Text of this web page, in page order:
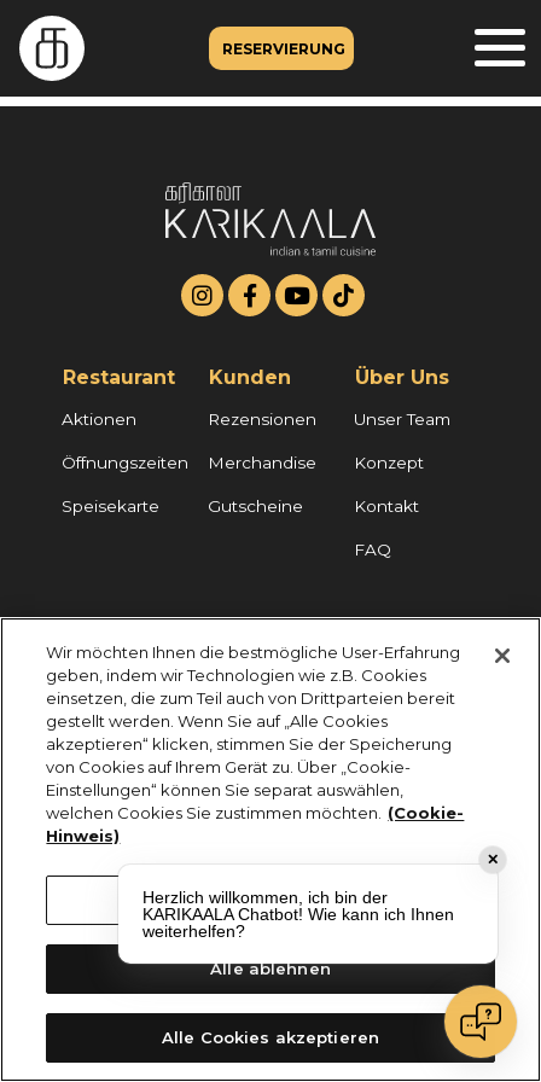
RESERVIERUNG
Restaurant
Aktionen
Öffnungszeiten
Speisekarte
Kunden
Rezensionen
Merchandise
Gutscheine
Über Uns
Unser Team
Konzept
Kontakt
FAQ
KARIKAALA ©2026 - Saily Food Service GmbH
Alle Rechte vorbehalten
✕
Herzlich willkommen, ich bin der
KARIKAALA Chatbot! Wie kann ich Ihnen
weiterhelfen?
Wir möchten Ihnen die bestmögliche User-Erfahrung
geben, indem wir Technologien wie z.B. Cookies
einsetzen, die zum Teil auch von Drittparteien bereit
gestellt werden. Wenn Sie auf „Alle Cookies
akzeptieren“ klicken, stimmen Sie der Speicherung
von Cookies auf Ihrem Gerät zu. Über „Cookie-
Einstellungen“ können Sie separat auswählen,
welchen Cookies Sie zustimmen möchten.
(Cookie-
Hinweis)
Cookie-Einstellungen
Alle ablehnen
Alle Cookies akzeptieren